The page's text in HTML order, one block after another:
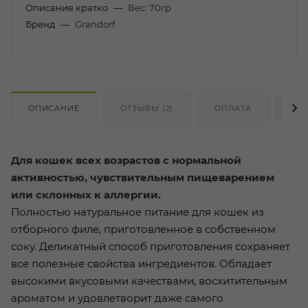
Описание кратко — Вес: 70гр
Бренд — Grandorf
ОПИСАНИЕ ОТЗЫВЫ (2) ОПЛАТА
Для кошек всех возрастов с нормальной
активностью, чувствительным пищеварением
или склонных к аллергии.
Полностью натуральное питание для кошек из
отборного филе, приготовленное в собственном
соку. Деликатный способ приготовления сохраняет
все полезные свойства ингредиентов. Обладает
высокими вкусовыми качествами, восхитительным
ароматом и удовлетворит даже самого